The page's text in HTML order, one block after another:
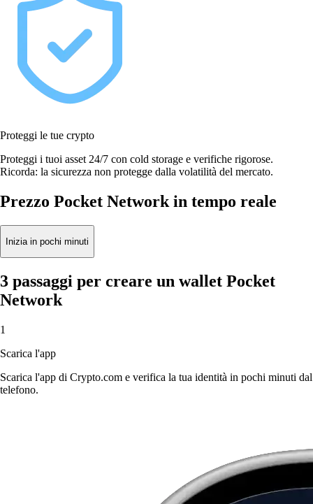
Proteggi le tue crypto
Proteggi i tuoi asset 24/7 con cold storage e verifiche rigorose.
Ricorda: la sicurezza non protegge dalla volatilità del mercato.
Prezzo Pocket Network in tempo reale
Inizia in pochi minuti
3 passaggi per creare un wallet Pocket
Network
1
Scarica l'app
Scarica l'app di Crypto.com e verifica la tua identità in pochi minuti dal
telefono.